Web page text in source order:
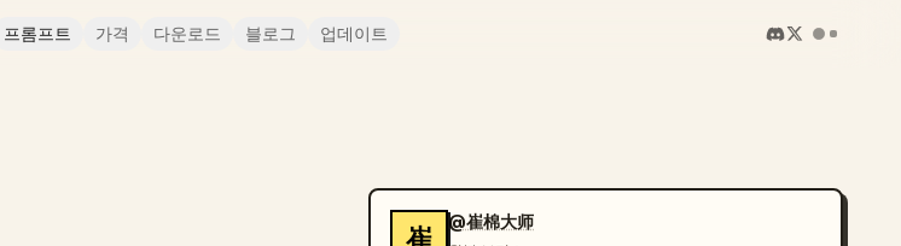
프롬프트 가격 다운로드 블로그 업데이트
崔
@崔棉大师